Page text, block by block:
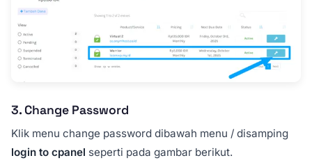
3. Change Password
Klik menu change password dibawah menu / disamping
login to cpanel seperti pada gambar berikut.